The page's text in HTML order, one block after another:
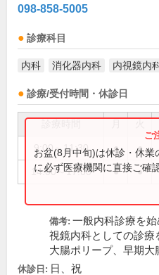
098-858-5005
診療科目
内科 消化器内科 内視鏡内
診療/受付時間・休診日
9:00～11:30 ● ●
14:00～17:00 ● ●
お盆(8月中旬)は休診・休
に必ず医療機関に直接ご確
備考: 一般内科診療を
視鏡内科としての診療
大腸ポリープ、早期大
休診日: 日、祝